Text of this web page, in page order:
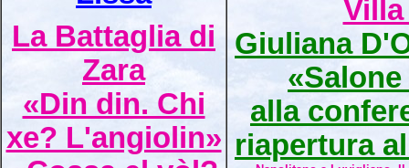
La Battaglia di
Zara
«Din din. Chi
xe? L'angiolin»
Giuliana
alla
riapertura